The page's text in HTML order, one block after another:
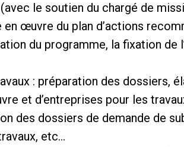
le soutien du chargé de
en œuvre du plan d’actions
du programme, la fixation de
: préparation des dossiers,
et d’entreprises pour les
des dossiers de demande de
etc…